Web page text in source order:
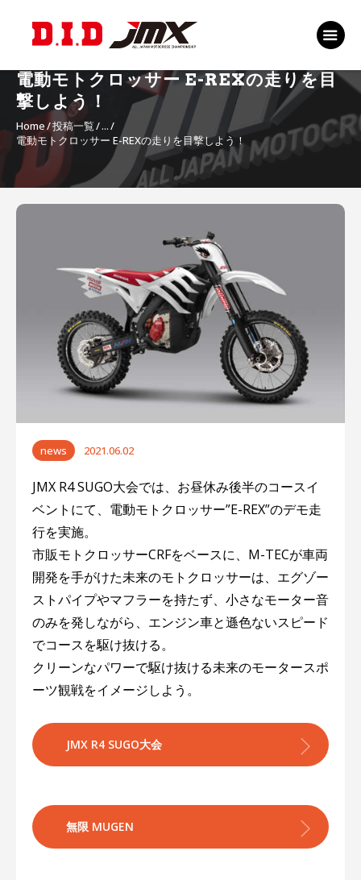
電動モトクロッサー E-REXの走りを目
撃しよう！
Home 投稿一覧 ...
電動モトクロッサー E-REXの走りを目撃しよう！
TOP
RANKING 2026
RIDERS 2026
SPONSORS
TICKET
Promotion TOP
news 2021.06.02
JMX R4 SUGO大会では、お昼休み後半のコースイ
ベントにて、電動モトクロッサー”E-REX”のデモ走
行を実施。
市販モトクロッサーCRFをベースに、M-TECが車両
開発を手がけた未来のモトクロッサーは、エグゾー
ストパイプやマフラーを持たず、小さなモーター音
のみを発しながら、エンジン車と遜色ないスピード
でコースを駆け抜ける。
クリーンなパワーで駆け抜ける未来のモータースポ
ーツ観戦をイメージしよう。
JMX R4 SUGO大会
無限 MUGEN
投
シ
ョ
ン